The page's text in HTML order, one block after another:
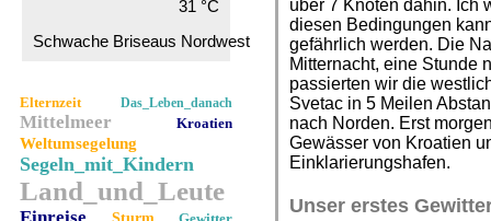
31 °C
Schwache Briseaus Nordwest
Elternzeit Das_Leben_danach
Mittelmeer Kroatien
Weltumsegelung
Segeln_mit_Kindern
Land_und_Leute
über 7 Knoten dahin. Ich
diesen Bedingungen
gefährlich werden. Die
Mitternacht, eine Stunde
passierten wir die
Svetac in 5 Meilen
nach Norden. Erst
Gewässer von Kroatien
Einklarierungshafen.
Unser erstes